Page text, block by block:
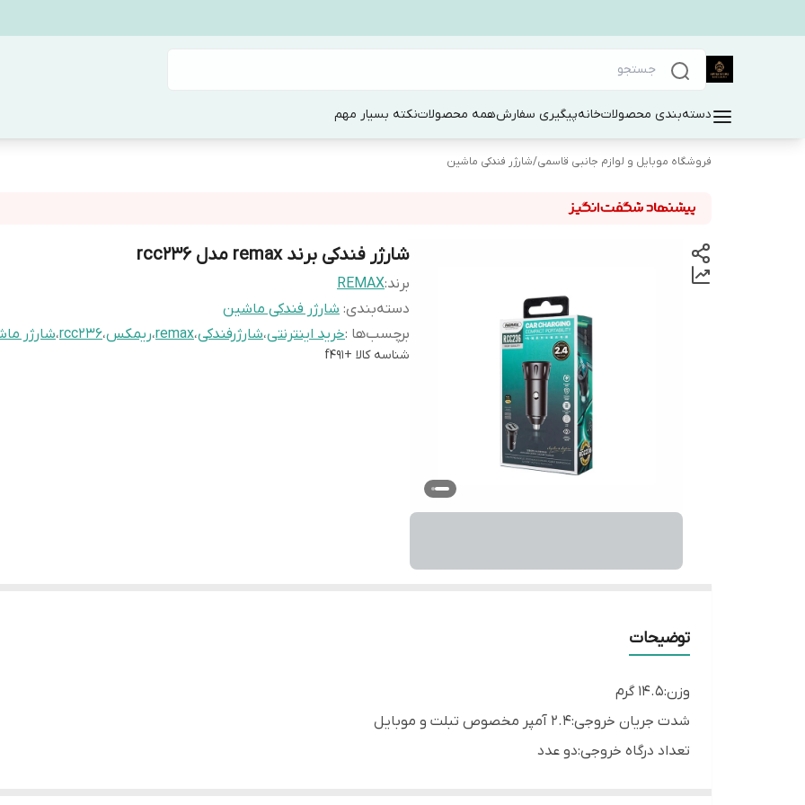
دسته‌بندی محصولاتخانهپیگیری سفارشهمه محصولاتنکته بسیار مهم
فروشگاه موبایل و لوازم جانبی قاسمی/شارژر فندکی ماشین
شارژر فندکی برند remax مدل rcc236
برند:REMAX
دسته‌بندی: شارژر فندکی ماشین
برچسب‌ها :خرید اینترنتی،شارژرفندکی،remax،ریمکس،rcc236،شارژر
شناسه کالا +f491
توضیحات
وزن:۱۴.۵ گرم
شدت جریان خروجی:۲.۴ آمپر مخصوص تبلت و موبایل
تعداد درگاه خروجی:دو عدد